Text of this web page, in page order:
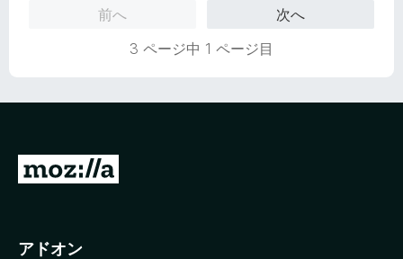
前へ
次へ
3 ページ中 1 ページ目
M
i
アドオン